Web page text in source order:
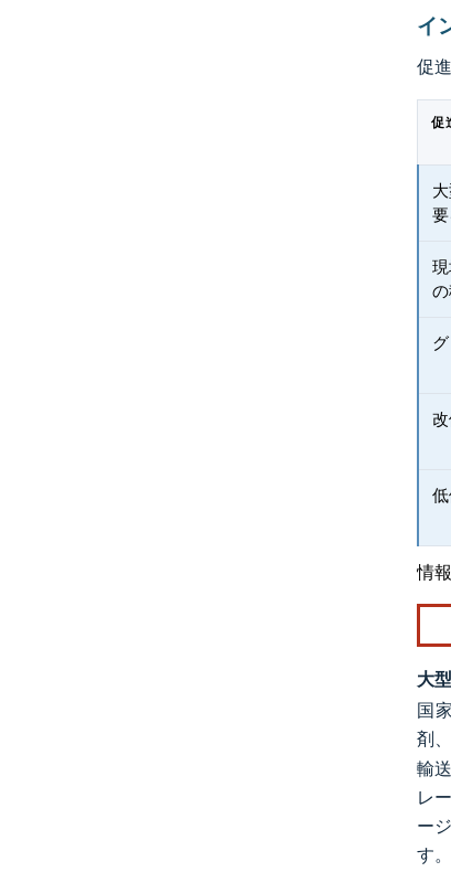
イ
促
促
情
大
国
剤
輸
レ
ー
す